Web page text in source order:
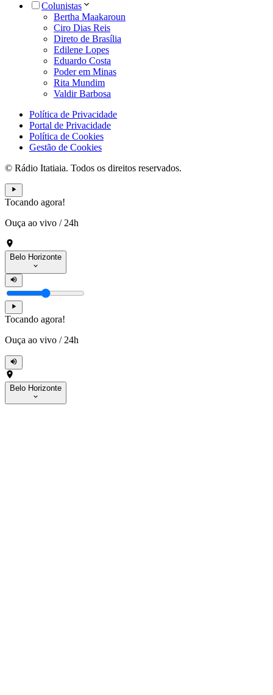
Colunistas
Bertha Maakaroun
Ciro Dias Reis
Direto de Brasília
Edilene Lopes
Eduardo Costa
Poder em Minas
Rita Mundim
Valdir Barbosa
Política de Privacidade
Portal de Privacidade
Política de Cookies
Gestão de Cookies
© Rádio Itatiaia. Todos os direitos reservados.
Tocando agora!
Ouça ao vivo / 24h
Belo Horizonte
Tocando agora!
Ouça ao vivo / 24h
Belo Horizonte